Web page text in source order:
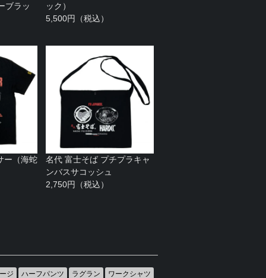
ブラッ
ック）
5,500円（税込）
ー（海蛇
名代 富士そば プチプラキャ
ンバスサコッシュ
2,750円（税込）
ジ ハーフパンツ ラグラン ワークシャツ